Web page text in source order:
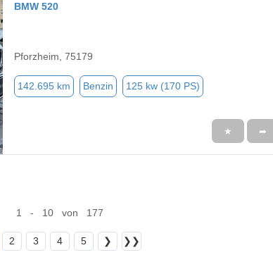
BMW 520
Pforzheim, 75179
142.695 km Benzin 125 kw (170 PS)
★ ➦
1 - 10 von 177
2 3 4 5 ❯ ❯❯